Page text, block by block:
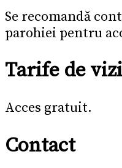
Se recomandă
parohiei pentru
Tarife de
Acces gratuit.
Contact